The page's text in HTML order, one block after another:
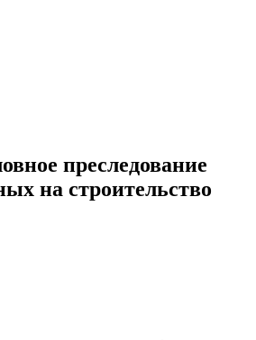
преследование
на строительство